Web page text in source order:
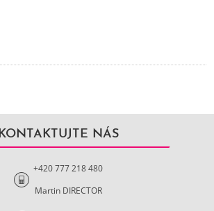
KONTAKTUJTE NÁS
+420 777 218 480
Martin DIRECTOR